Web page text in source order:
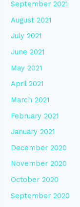
September 2021
August 2021
July 2021
June 2021
May 2021
April 2021
March 2021
February 2021
January 2021
December 2020
November 2020
October 2020
September 2020